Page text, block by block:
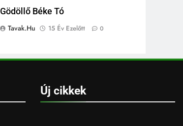
Gödöllő Béke Tó
Tavak.hu
15 Év Ezelőtt 0
Új cikkek